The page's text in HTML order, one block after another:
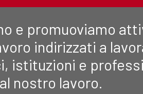
e promuoviamo
indirizzati a
istituzioni e
nostro lavoro.